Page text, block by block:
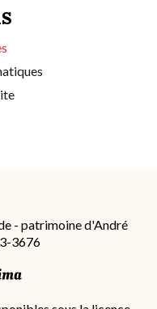
- patrimoine d'André
3676